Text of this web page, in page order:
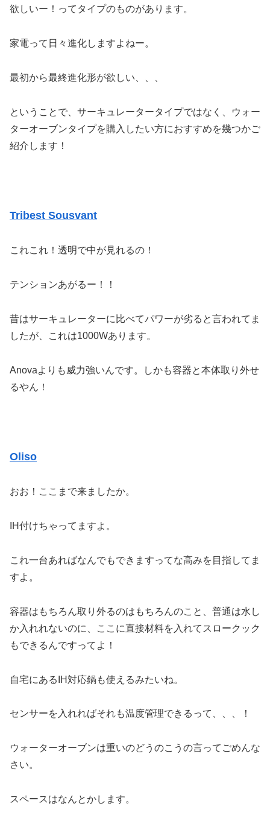
欲しいー！ってタイプのものがあります。
家電って日々進化しますよねー。
最初から最終進化形が欲しい、、、
ということで、サーキュレータータイプではなく、ウォー
ターオーブンタイプを購入したい方におすすめを幾つかご
紹介します！
Tribest Sousvant
これこれ！透明で中が見れるの！
テンションあがるー！！
昔はサーキュレーターに比べてパワーが劣ると言われてま
したが、これは1000Wあります。
Anovaよりも威力強いんです。しかも容器と本体取り外せ
るやん！
Oliso
おお！ここまで来ましたか。
IH付けちゃってますよ。
これ一台あればなんでもできますってな高みを目指してま
すよ。
容器はもちろん取り外るのはもちろんのこと、普通は水し
か入れれないのに、ここに直接材料を入れてスロークック
もできるんですってよ！
自宅にあるIH対応鍋も使えるみたいね。
センサーを入れればそれも温度管理できるって、、、！
ウォーターオーブンは重いのどうのこうの言ってごめんな
さい。
スペースはなんとかします。